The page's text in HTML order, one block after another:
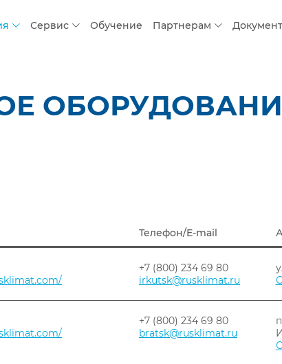
Сервис Обучение Партнерам
Телефон/E-mail
+7 (800) 234 69 80
irkutsk@rusklimat.ru
+7 (800) 234 69 80
bratsk@rusklimat.ru